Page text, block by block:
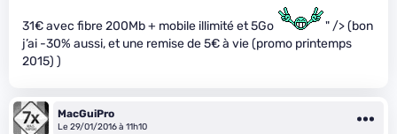
31€ avec fibre 200Mb + mobile illimité et 5Go
" /> (bon
j’ai -30% aussi, et une remise de 5€ à vie (promo printemps
2015) )
MacGuiPro
Le 29/01/2016 à 11h10